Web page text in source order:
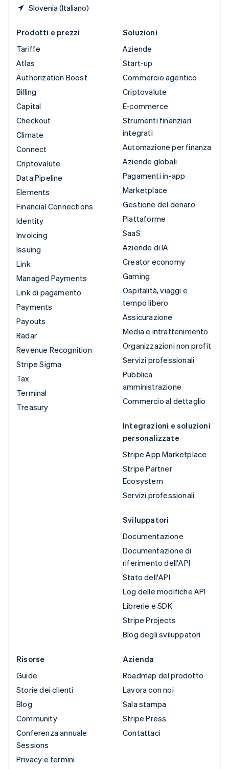
Slovenia (Italiano)
Prodotti e prezzi
Tariffe
Atlas
Authorization Boost
Billing
Capital
Checkout
Climate
Connect
Criptovalute
Data Pipeline
Elements
Financial Connections
Identity
Invoicing
Issuing
Link
Managed Payments
Link di pagamento
Payments
Payouts
Radar
Revenue Recognition
Stripe Sigma
Tax
Terminal
Treasury
Soluzioni
Aziende
Start-up
Commercio agentico
Criptovalute
E-commerce
Strumenti finanziari
integrati
Automazione per finanza
Aziende globali
Pagamenti in-app
Marketplace
Gestione del denaro
Piattaforme
SaaS
Aziende di IA
Creator economy
Gaming
Ospitalità, viaggi e
tempo libero
Assicurazione
Media e intrattenimento
Organizzazioni non profit
Servizi professionali
Pubblica
amministrazione
Commercio al dettaglio
Integrazioni e soluzioni
personalizzate
Stripe App Marketplace
Stripe Partner
Ecosystem
Servizi professionali
Sviluppatori
Documentazione
Documentazione di
riferimento dell'API
Stato dell'API
Log delle modifiche API
Librerie e SDK
Stripe Projects
Blog degli sviluppatori
Risorse
Guide
Storie dei clienti
Blog
Community
Conferenza annuale
Sessions
Privacy e termini
Azienda
Roadmap del prodotto
Lavora con noi
Sala stampa
Stripe Press
Contattaci